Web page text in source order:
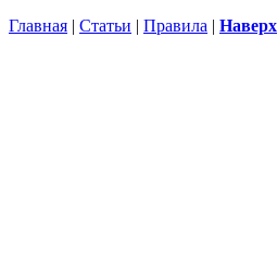
Главная | Статьи | Правила | Наверх